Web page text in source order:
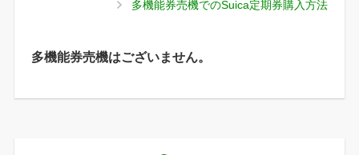
多機能券売機でのSuica定期券購入方法
多機能券売機はございません。